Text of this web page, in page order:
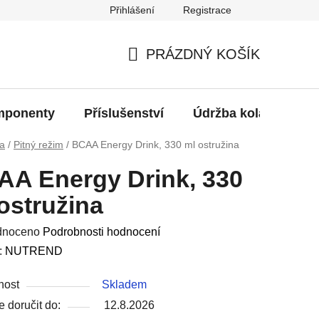
Přihlášení Registrace
KOŠÍK
PRÁZDNÝ KOŠÍK
Příslušenství Údržba kola
/ Pitný režim / BCAA Energy Drink, 330 ml ostružina
Energy Drink, 330
Podrobnosti hodnocení
NUTREND
Skladem
doručit do:
12.8.2026